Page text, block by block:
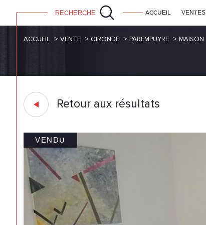
ACCUEIL VENTES
RECHERCHE
ACCUEIL VENTE GIRONDE PAREMPUYRE MAISON
Retour aux résultats
VENDU